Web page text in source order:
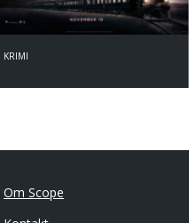
KRIMI
Om Scope